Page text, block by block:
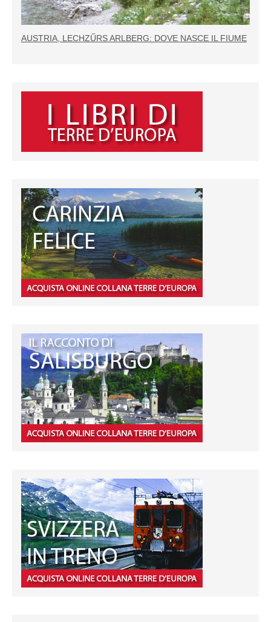
AUSTRIA, LECHZŰRS ARLBERG: DOVE NASCE IL FIUME